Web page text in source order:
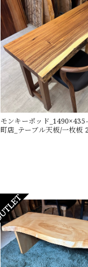
モンキーポッド
町店_テーブル天板/一枚板